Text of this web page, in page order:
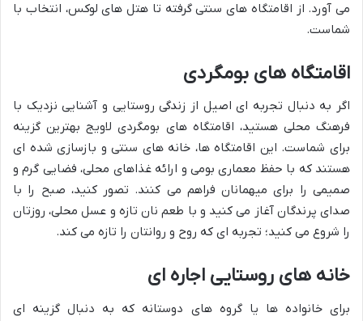
می آورد. از اقامتگاه های سنتی گرفته تا هتل های لوکس، انتخاب با
شماست.
اقامتگاه های بومگردی
اگر به دنبال تجربه ای اصیل از زندگی روستایی و آشنایی نزدیک با
فرهنگ محلی هستید، اقامتگاه های بومگردی لاویج بهترین گزینه
برای شماست. این اقامتگاه ها، خانه های سنتی و بازسازی شده ای
هستند که با حفظ معماری بومی و ارائه غذاهای محلی، فضایی گرم و
صمیمی را برای میهمانان فراهم می کنند. تصور کنید، صبح را با
صدای پرندگان آغاز می کنید و با طعم نان تازه و عسل محلی، روزتان
را شروع می کنید؛ تجربه ای که روح و روانتان را تازه می کند.
خانه های روستایی اجاره ای
برای خانواده ها یا گروه های دوستانه که به دنبال گزینه ای